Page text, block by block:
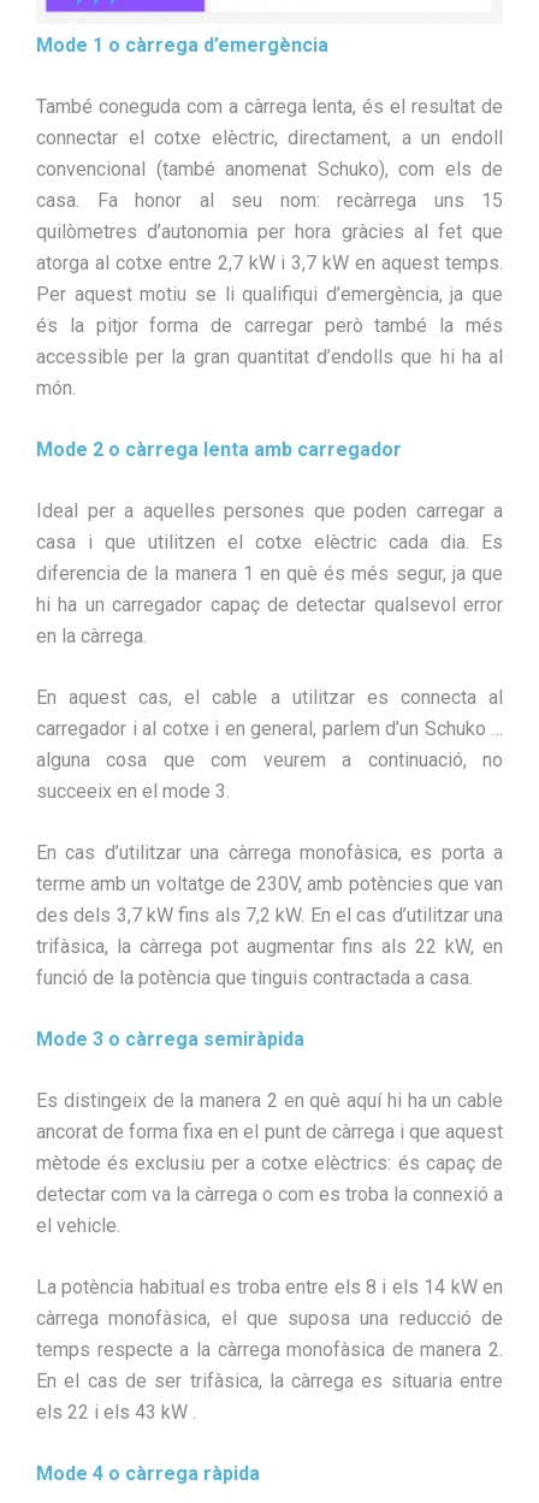
Mode 1 o càrrega d’emergència
També coneguda com a càrrega lenta, és el resultat de
connectar el cotxe elèctric, directament, a un endoll
convencional (també anomenat Schuko), com els de
casa. Fa honor al seu nom: recàrrega uns 15
quilòmetres d’autonomia per hora gràcies al fet que
atorga al cotxe entre 2,7 kW i 3,7 kW en aquest temps.
Per aquest motiu se li qualifiqui d’emergència, ja que
és la pitjor forma de carregar però també la més
accessible per la gran quantitat d’endolls que hi ha al
món.
Mode 2 o càrrega lenta amb carregador
Ideal per a aquelles persones que poden carregar a
casa i que utilitzen el cotxe elèctric cada dia. Es
diferencia de la manera 1 en què és més segur, ja que
hi ha un carregador capaç de detectar qualsevol error
en la càrrega.
En aquest cas, el cable a utilitzar es connecta al
carregador i al cotxe i en general, parlem d’un Schuko …
alguna cosa que com veurem a continuació, no
succeeix en el mode 3.
En cas d’utilitzar una càrrega monofàsica, es porta a
terme amb un voltatge de 230V, amb potències que van
des dels 3,7 kW fins als 7,2 kW. En el cas d’utilitzar una
trifàsica, la càrrega pot augmentar fins als 22 kW, en
funció de la potència que tinguis contractada a casa.
Mode 3 o càrrega semiràpida
Es distingeix de la manera 2 en què aquí hi ha un cable
ancorat de forma fixa en el punt de càrrega i que aquest
mètode és exclusiu per a cotxe elèctrics: és capaç de
detectar com va la càrrega o com es troba la connexió a
el vehicle.
La potència habitual es troba entre els 8 i els 14 kW en
càrrega monofàsica, el que suposa una reducció de
temps respecte a la càrrega monofàsica de manera 2.
En el cas de ser trifàsica, la càrrega es situaria entre
els 22 i els 43 kW .
Mode 4 o càrrega ràpida